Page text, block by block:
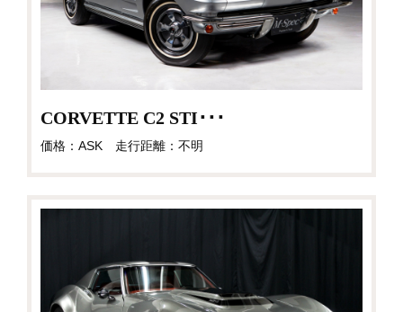
CORVETTE C2 STI･･･
価格：ASK 走行距離：不明